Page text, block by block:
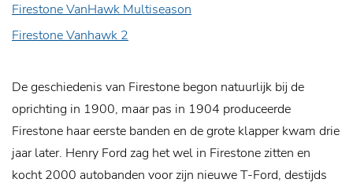
Firestone VanHawk Multiseason
Firestone Vanhawk 2
De geschiedenis van Firestone begon natuurlijk bij de
oprichting in 1900, maar pas in 1904 produceerde
Firestone haar eerste banden en de grote klapper kwam drie
jaar later. Henry Ford zag het wel in Firestone zitten en
kocht 2000 autobanden voor zijn nieuwe T-Ford, destijds